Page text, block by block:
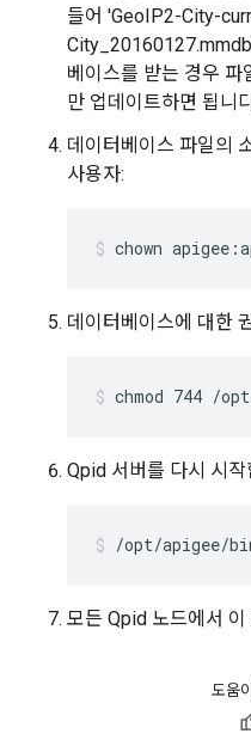
들어 'GeoIP2-City-
베이스를 받는 경우 파
만 업데이트하면 됩니
데이터베이스 파일의
사용자:
chown
데이터베이스에 대한
chmod 744 /
Qpid 서버를 다시 시작
/opt/apigee/
모든 Qpid 노드에서
도움